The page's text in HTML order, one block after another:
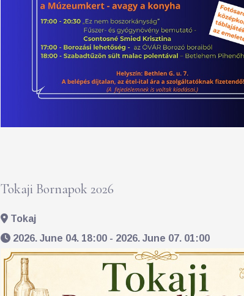
Tokaji Bornapok 2026
Tokaj
2026. June 04. 18:00 - 2026. June 07. 01:00